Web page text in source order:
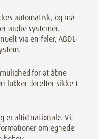
automatisk, og må
andre systemer.
via en føler, ABDL-
for at åbne
lukker derefter sikkert
er altid nationale. Vi
om egnede